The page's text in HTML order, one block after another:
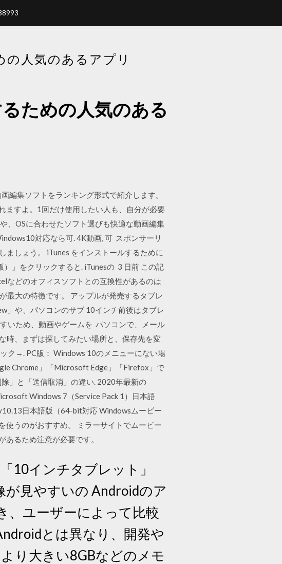
人気のあるアプリ
ための人気のある
編集ソフトをランキング形式で紹介します。
ますよ。1回だけ使用したい人も、自分が必要
、OSに合わせたソフト選びも快適な動画編集
対応なら可. 4K動画, 可 スポンサーリ
ましょう。 iTunes をインストールするために
」をクリックすると. iTunesの 3 日前 この記
などのオフィスソフトとの互換性があるのは
最大の特徴です。 アップルが発売するタブレ
」や、パソコンのサブ 10インチ前後はタブレ
いため、動画やゲームを パソコンで、メール
時、まずは探してみたい場所と、保存先を変
ク→. PC版： Windows 10のメニューにない場
Chrome」「Microsoft Edge」「Firefox」で
」と「送信取消」の違い. 2020年最新の
Windows 7（Service Pack 1）日本語
日本語版（64-bit対応 Windowsムービー
使うのがおすすめ。 ミラーサイトでムービー
るため注意が必要です。
10インチタブレット」
見やすいの Androidのア
、ユーザーによって比較
とは異なり、開発や
り大きい8GBなどのメモ